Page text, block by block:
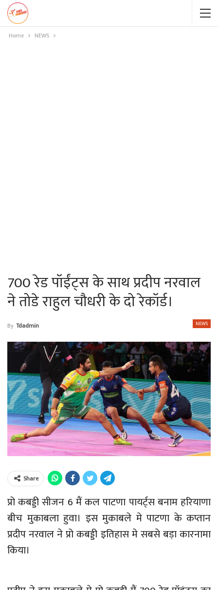
Home NEWS
700 रेड पॉईंट्स के साथ प्रदीप नरवाल
ने तोडे राहुल चौधरी के दो रेकॉर्ड।
NEWS
By Tdadmin
Share
प्रो कबड्डी सीजन 6 मैं कल पाटणा पायर्ट्स बनाम हरियाणा
बीच मुकाबला हुवा। इस मुकाबले मे पाटणा के कप्तान
प्रदीप नरवाल ने प्रो कबड्डी इतिहास मे सबसे बड़ा कारनामा
किया।